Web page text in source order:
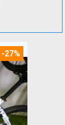
-27%